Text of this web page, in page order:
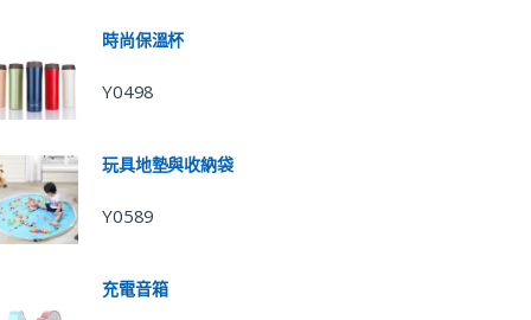
時尚保溫杯
Y0498
玩具地墊與收納袋
Y0589
充電音箱